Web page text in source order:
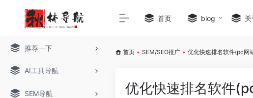
推荐一下
AI工具导航
SEM导航
首页 blog
首页 • SEM/SEO推广 • 优化快速排名软件(pc网
优化快速排名软件